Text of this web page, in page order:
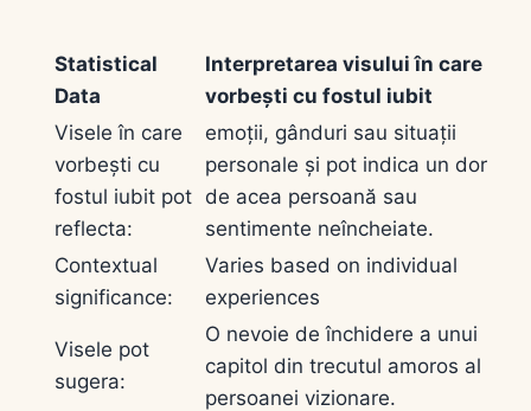
Statistical
Data
Interpretarea visului în care
vorbești cu fostul iubit
Visele în care
vorbești cu
fostul iubit pot
reflecta:
emoții, gânduri sau situații
personale și pot indica un dor
de acea persoană sau
sentimente neîncheiate.
Contextual
significance:
Varies based on individual
experiences
Visele pot
sugera:
O nevoie de închidere a unui
capitol din trecutul amoros al
persoanei vizionare.